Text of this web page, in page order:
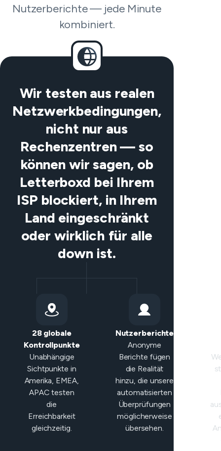
Nutzerberichte — jede Minute
kombiniert.
Wir testen aus realen
Netzwerkbedingungen,
nicht nur aus
Rechenzentren — so
können wir sagen, ob
Letterboxd bei Ihrem
ISP blockiert, in Ihrem
Land eingeschränkt
oder wirklich für alle
down ist.
28 globale
Kontrollpunkte
Unabhängige
Sichtpunkte in
Amerika, EMEA,
APAC testen
die
Erreichbarkeit
gleichzeitig.
Nutzerberichte
Anonyme
Berichte fügen
die Realität
hinzu, die unsere
automatisierten
Überprüfungen
möglicherweise
übersehen.